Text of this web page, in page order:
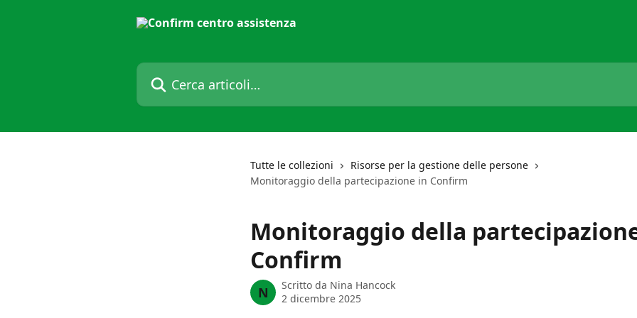
Cerca articoli…
Tutte le collezioni
Risorse per la gestione delle persone
Monitoraggio della partecipazione in Confirm
Monitoraggio della
Confirm
N Scritto da Nina Hancock
2 dicembre 2025